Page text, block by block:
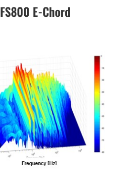
FS800 E-Chord